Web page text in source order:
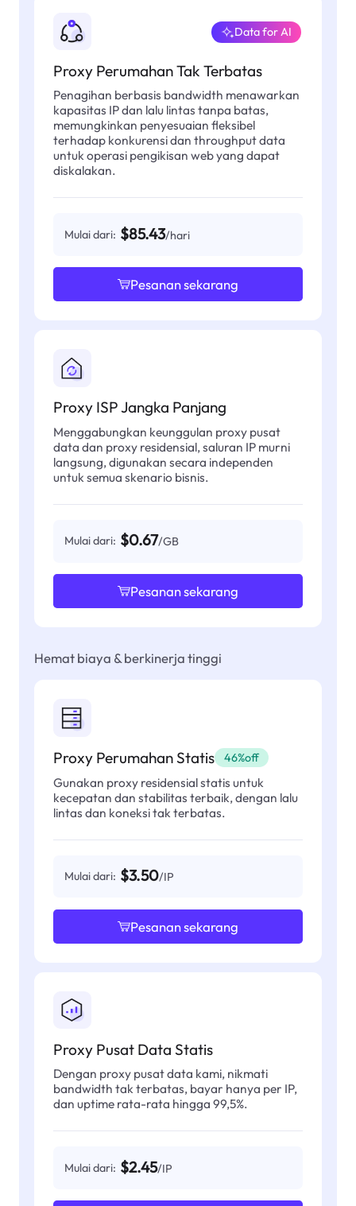
Proxy Perumahan Tak Terbatas
Data for AI
Penagihan berbasis bandwidth menawarkan
kapasitas IP dan lalu lintas tanpa batas,
memungkinkan penyesuaian fleksibel
terhadap konkurensi dan throughput data
untuk operasi pengikisan web yang dapat
diskalakan.
Mulai dari: $85.43/hari
Pesanan sekarang
Proxy ISP Jangka Panjang
Menggabungkan keunggulan proxy pusat
data dan proxy residensial, saluran IP murni
langsung, digunakan secara independen
untuk semua skenario bisnis.
Mulai dari: $0.67/GB
Pesanan sekarang
Hemat biaya & berkinerja tinggi
Proxy Perumahan Statis 46%off
Gunakan proxy residensial statis untuk
kecepatan dan stabilitas terbaik, dengan lalu
lintas dan koneksi tak terbatas.
Mulai dari: $3.50/IP
Pesanan sekarang
Proxy Pusat Data Statis
Dengan proxy pusat data kami, nikmati
bandwidth tak terbatas, bayar hanya per IP,
dan uptime rata-rata hingga 99,5%.
Mulai dari: $2.45/IP